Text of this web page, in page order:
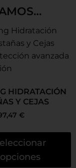
HIDRATACIÓN
Y CEJAS
€
opciones